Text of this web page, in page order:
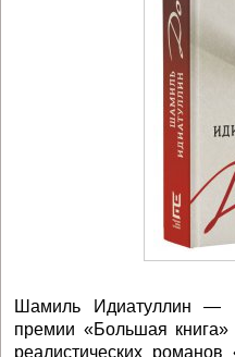
Шамиль Идиатуллин —
премии «Большая
реалистических